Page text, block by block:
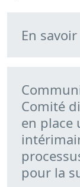
En
Comité
en place
pour la